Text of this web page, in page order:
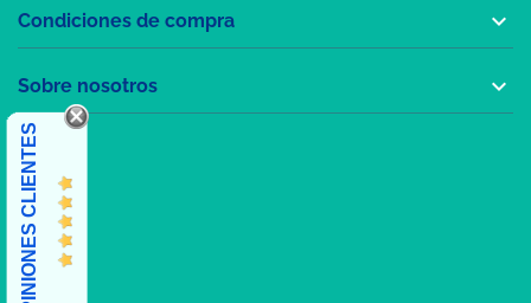
Condiciones de compra 
Sobre nosotros 
OPINIONES CLIENTES